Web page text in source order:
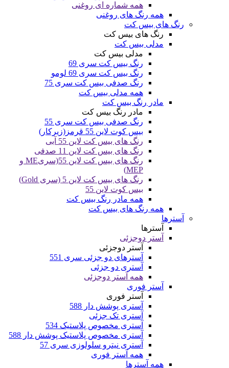
همه شماره ای روغنی
همه رنگ های روغنی
رنگ های بیس کت
رنگ های بیس کت
مدلی بیس کت
مدلی بیس کت
رنگ بیس کت سری 69
رنگ بیس کت سری 69 لومو
رنگ صدفی بیس کت سری 75
همه مدلی بیس کت
مادر رنگ بیس کت
مادر رنگ بیس کت
رنگ صدفی بیس کت سری 55
بیس کوت لاین 55 قرمز(زیرکار)
رنگ های بیس کت لاین 55 آبی
رنگ های بیس کت لاین 11 صدفی
رنگ های بیس کت لاین 55(سریME و
MEP)
رنگ های بیس کت لاین 5 (سری Gold)
بیس کوت لاین 55
همه مادر رنگ بیس کت
همه رنگ های بیس کت
آسترها
آسترها
آستر دوجزئی
آستر دوجزئی
آسترهای دو جزئی سری 551
آستری دو جزئی
همه آستر دوجزئی
آستر فوری
آستر فوری
آستری پوشش دار 588
آستری تک جزئی
آستری مخصوص پلاستیک 534
آستری مخصوص پلاستیک پوشش دار 588
آستری نیترو سلولوزی سری 57
همه آستر فوری
همه آسترها